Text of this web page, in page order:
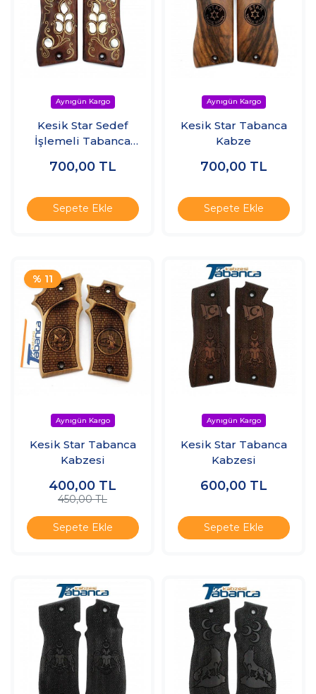
Kesik Star Sedef
İşlemeli Tabanca
700,00 TL
Sepete Ekle
Kesik Star Tabanca
Kabze
700,00 TL
Sepete Ekle
% 11
Kesik Star Tabanca
Kabzesi
400,00 TL
450,00 TL
Sepete Ekle
Kesik Star Tabanca
Kabzesi
600,00 TL
Sepete Ekle